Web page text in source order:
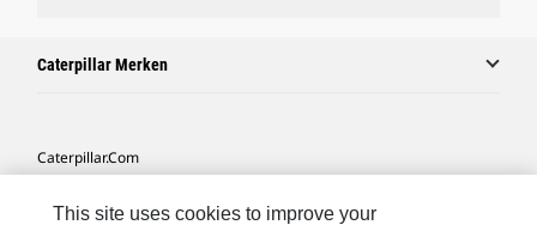
Caterpillar Merken
Caterpillar.com
This site uses cookies to improve your